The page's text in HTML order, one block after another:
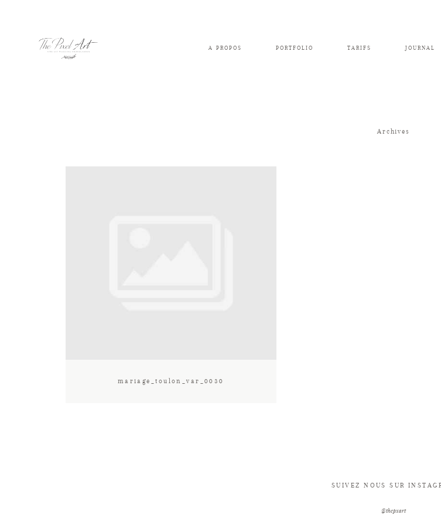
A PROPOS PORTFOLIO TARIFS JOURNAL
Archives
mariage_toulon_var_0030
SUIVEZ NOUS SUR
@thepxart